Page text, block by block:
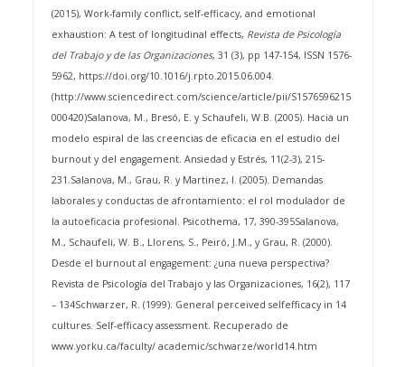
(2015), Work-family conflict, self-efficacy, and emotional
exhaustion: A test of longitudinal effects, Revista de Psicología
del Trabajo y de las Organizaciones, 31 (3), pp 147-154, ISSN 1576-
5962, https://doi.org/10.1016/j.rpto.2015.06.004.
(http://www.sciencedirect.com/science/article/pii/S1576596215
000420)Salanova, M., Bresó, E. y Schaufeli, W.B. (2005). Hacia un
modelo espiral de las creencias de eficacia en el estudio del
burnout y del engagement. Ansiedad y Estrés, 11(2-3), 215-
231. Salanova, M., Grau, R. y Martinez, I. (2005). Demandas
laborales y conductas de afrontamiento: el rol modulador de
la autoeficacia profesional. Psicothema, 17, 390-395Salanova,
M., Schaufeli, W. B., Llorens, S., Peiró, J.M., y Grau, R. (2000).
Desde el burnout al engagement: ¿una nueva perspectiva?
Revista de Psicología del Trabajo y las Organizaciones, 16(2), 117
– 134Schwarzer, R. (1999). General perceived selfefficacy in 14
cultures. Self-efficacy assessment. Recuperado de
www.yorku.ca/faculty/ academic/schwarze/world14.htm